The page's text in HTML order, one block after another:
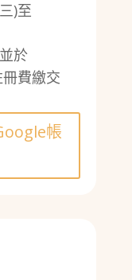
)至
於
費繳交
帳